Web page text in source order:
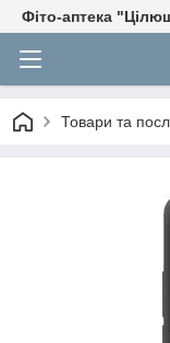
Фіто-аптека
Товари та